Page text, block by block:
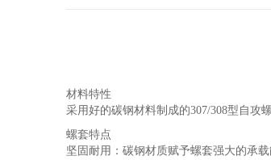
材料特性
采用好的碳钢材料制成的307/308型自攻
螺套特点
坚固耐用：碳钢材质赋予螺套强大的承